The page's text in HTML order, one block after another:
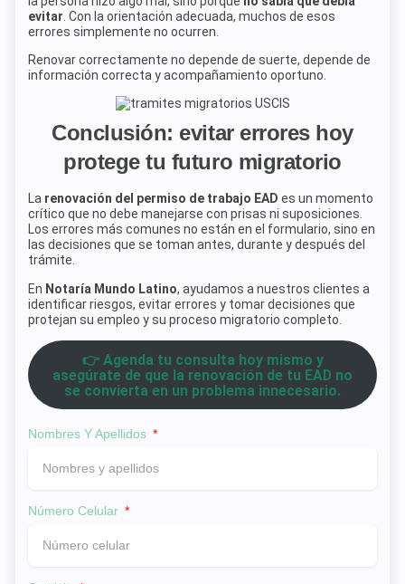
evitar . Con la orientación adecuada, muchos de esos
errores simplemente no ocurren.
Renovar correctamente no depende de suerte, depende de
información correcta y acompañamiento oportuno.
Conclusión: evitar errores hoy
protege tu futuro migratorio
La renovación del permiso de trabajo EAD es un momento
crítico que no debe manejarse con prisas ni suposiciones.
Los errores más comunes no están en el formulario, sino en
las decisiones que se toman antes, durante y después del
trámite.
En Notaría Mundo Latino, ayudamos a nuestros clientes a
identificar riesgos, evitar errores y tomar decisiones que
protejan su empleo y su proceso migratorio completo.
👉 Agenda tu consulta hoy mismo y
asegúrate de que la renovación de tu EAD no
se convierta en un problema innecesario.
Nombres Y Apellidos
Número Celular